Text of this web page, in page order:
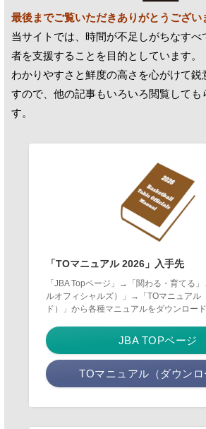
最後までご覧いただきありがとうござい
当サイトでは、時間が不足しがちなす
者を支援することを目的としています。
わかりやすさと鮮度の高さを心がけて鋭
すので、他の記事もいろいろ閲覧しても
す。
「TOマニュアル 2026」入手先
「JBA Topページ」→「関わる・育てる
ルオフィシャルズ）」→「TOマニュアル
ド）」から各種マニュアルをダウンロード
JBA TOPページ
TOマニュアル（ダウンロ